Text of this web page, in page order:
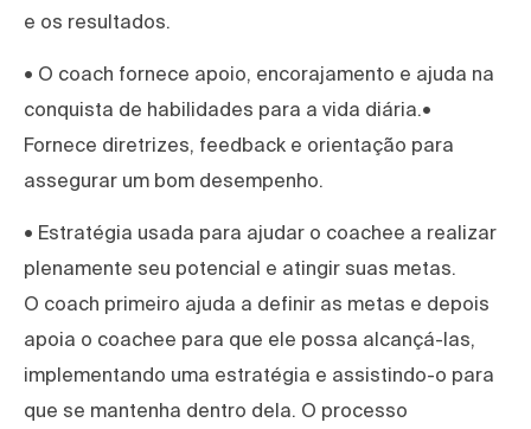
e os resultados.
• O coach fornece apoio, encorajamento e ajuda na
conquista de habilidades para a vida diária.•
Fornece diretrizes, feedback e orientação para
assegurar um bom desempenho.
• Estratégia usada para ajudar o coachee a realizar
plenamente seu potencial e atingir suas metas.
O coach primeiro ajuda a definir as metas e depois
apoia o coachee para que ele possa alcançá-las,
implementando uma estratégia e assistindo-o para
que se mantenha dentro dela. O processo